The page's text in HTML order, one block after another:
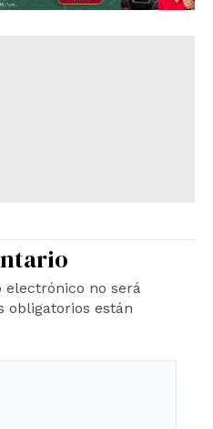
electrónico no será
obligatorios están